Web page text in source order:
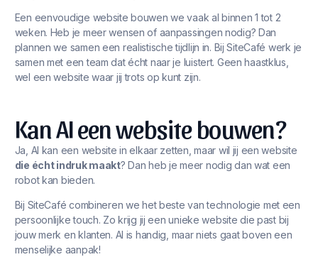
Een eenvoudige website bouwen we vaak al binnen 1 tot 2
weken. Heb je meer wensen of aanpassingen nodig? Dan
plannen we samen een realistische tijdlijn in. Bij SiteCafé werk je
samen met een team dat écht naar je luistert. Geen haastklus,
wel een website waar jij trots op kunt zijn.
Kan AI een website bouwen?
Ja, AI kan een website in elkaar zetten, maar wil jij een website
die écht indruk maakt? Dan heb je meer nodig dan wat een
robot kan bieden.
Bij SiteCafé combineren we het beste van technologie met een
persoonlijke touch. Zo krijg jij een unieke website die past bij
jouw merk en klanten. AI is handig, maar niets gaat boven een
menselijke aanpak!